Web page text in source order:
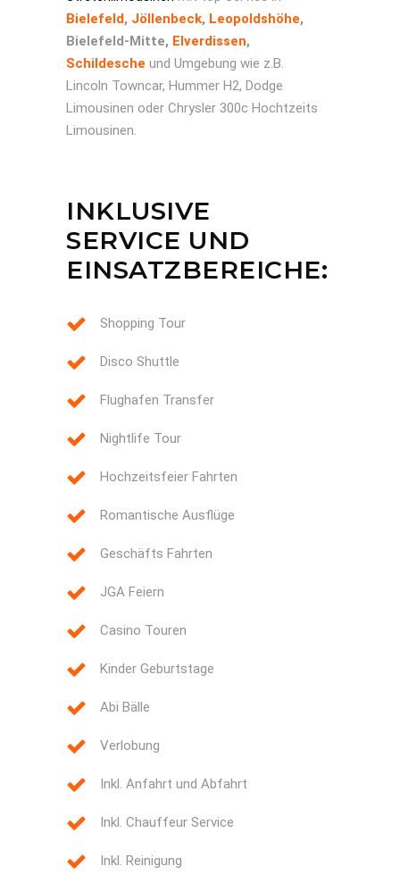
Bielefeld, Jöllenbeck, Leopoldshöhe,
Bielefeld-Mitte, Elverdissen,
Schildesche und Umgebung wie z.B.
Lincoln Towncar, Hummer H2, Dodge
Limousinen oder Chrysler 300c Hochtzeits
Limousinen.
INKLUSIVE
SERVICE UND
EINSATZBEREICHE:
Shopping Tour
Disco Shuttle
Flughafen Transfer
Nightlife Tour
Hochzeitsfeier Fahrten
Romantische Ausflüge
Geschäfts Fahrten
JGA Feiern
Casino Touren
Kinder Geburtstage
Abi Bälle
Verlobung
Inkl. Anfahrt und Abfahrt
Inkl. Chauffeur Service
Inkl. Reinigung